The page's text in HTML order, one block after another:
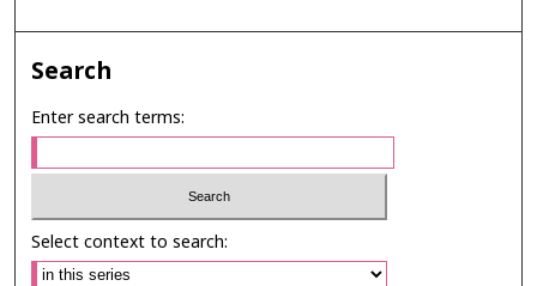
Search
Enter search terms:
Select context to search: